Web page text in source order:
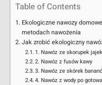
Table of Contents
Ekologiczne nawozy
metodach nawożenia
Jak zrobić ekologiczny
1. Nawóz ze skorupek jajek
2. Nawóz z fusów kawy
3. Nawóz ze skórek
4. Nawóz z wody po